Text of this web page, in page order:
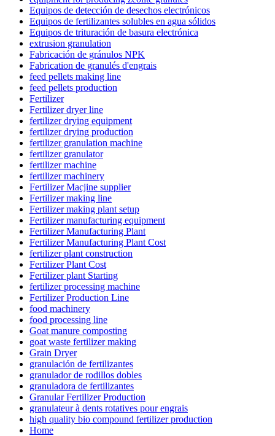
Equipos de detección de desechos electrónicos
Equipos de fertilizantes solubles en agua sólidos
Equipos de trituración de basura electrónica
extrusion granulation
Fabricación de gránulos NPK
Fabrication de granulés d'engrais
feed pellets making line
feed pellets production
Fertilizer
Fertilizer dryer line
fertilizer drying equipment
fertilizer drying production
fertilizer granulation machine
fertilizer granulator
fertilizer machine
fertilizer machinery
Fertilizer Macjine supplier
Fertilizer making line
Fertilizer making plant setup
Fertilizer manufacturing equipment
Fertilizer Manufacturing Plant
Fertilizer Manufacturing Plant Cost
fertilizer plant construction
Fertilizer Plant Cost
Fertilizer plant Starting
fertilizer processing machine
Fertilizer Production Line
food machinery
food processing line
Goat manure composting
goat waste fertilizer making
Grain Dryer
granulación de fertilizantes
granulador de rodillos dobles
granuladora de fertilizantes
Granular Fertilizer Production
granulateur à dents rotatives pour engrais
high quality bio compound fertilizer production
Home